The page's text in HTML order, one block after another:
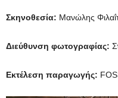
Σκηνοθεσία: Μανώλης
Διεύθυνση φωτογραφίας:
Εκτέλεση παραγωγής: